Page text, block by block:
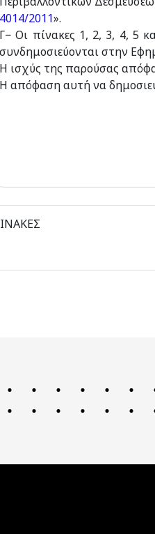
4014/2011».
Γ− Οι πίνακες 1, 2, 3, 4, 5
συνδημοσιεύονται στην
Η ισχύς της παρούσας
Η απόφαση αυτή να